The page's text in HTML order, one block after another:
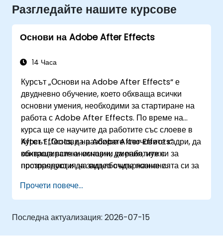
Разгледайте нашите курсове
Основи на Adobe After Effects
14 Часа
Курсът „Основи на Adobe After Effects“ е
двудневно обучение, което обхваща всички
основни умения, необходими за стартиране на
работа с Adobe After Effects. По време на
курса ще се научите да работите със слоеве в
After Effects, да разбирате ключовите кадри, да
контролирате анимации, да работите с
прозрачност и да задълбочите познанията си за
компетентно да редактирате видео
съдържанието си с After Effects и да прилагате
най-добрите практики.
Курсът „Основи на Adobe After Effects“
обхваща всички основни умения, нужни за
постпродукция на видео съдържание с
Прочети повече...
Последна актуализация: 2026-07-15